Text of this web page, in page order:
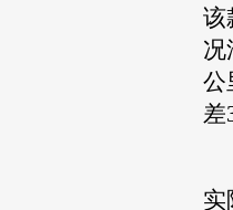
该
况
公
差
实